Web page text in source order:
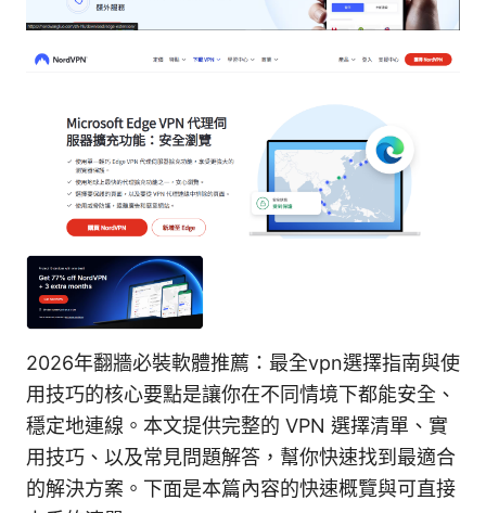
2026年翻牆必裝軟體推薦：最全vpn選擇指南與使
用技巧的核心要點是讓你在不同情境下都能安全、
穩定地連線。本文提供完整的 VPN 選擇清單、實
用技巧、以及常見問題解答，幫你快速找到最適合
的解決方案。下面是本篇內容的快速概覽與可直接